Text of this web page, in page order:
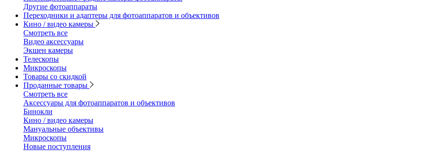
Другие фотоаппараты
Переходники и адаптеры для фотоаппаратов и объективов
Кино / видео камеры
Смотреть все
Видео аксессуары
Экшен камеры
Телескопы
Микроскопы
Товары со скидкой
Проданные товары
Смотреть все
Аксессуары для фотоаппаратов и объективов
Бинокли
Кино / видео камеры
Мануальные объективы
Микроскопы
Новые поступления